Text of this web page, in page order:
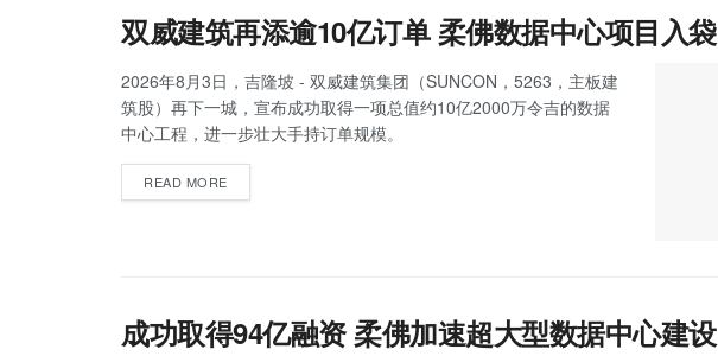
双威建筑再添逾10亿订单 柔佛数据中心项目入袋
2026年8月3日，吉隆坡 - 双威建筑集团（SUNCON，5263，主板建
筑股）再下一城，宣布成功取得一项总值约10亿2000万令吉的数据
中心工程，进一步壮大手持订单规模。
READ MORE
成功取得94亿融资 柔佛加速超大型数据中心建设